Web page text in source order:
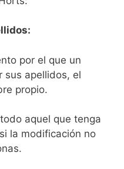
por el que un
sus apellidos, el
propio.
aquel que tenga
la modificación no